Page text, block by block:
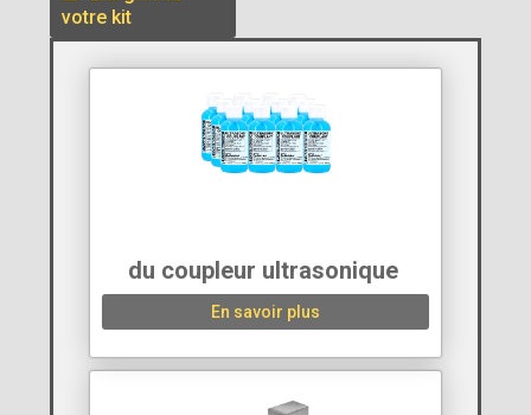
votre kit
du coupleur ultrasonique ‍
En savoir plus